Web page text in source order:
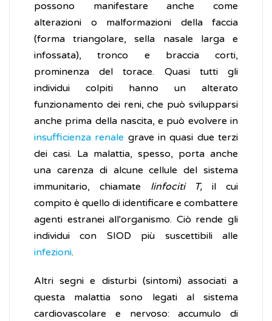
possono manifestare anche come
alterazioni o malformazioni della faccia
(forma triangolare, sella nasale larga e
infossata), tronco e braccia corti,
prominenza del torace. Quasi tutti gli
individui colpiti hanno un alterato
funzionamento dei reni, che può svilupparsi
anche prima della nascita, e può evolvere in
insufficienza renale grave in quasi due terzi
dei casi. La malattia, spesso, porta anche
una carenza di alcune cellule del sistema
immunitario, chiamate linfociti T, il cui
compito è quello di identificare e combattere
agenti estranei all'organismo. Ciò rende gli
individui con SIOD più suscettibili alle
infezioni.
Altri segni e disturbi (sintomi) associati a
questa malattia sono legati al sistema
cardiovascolare e nervoso: accumulo di